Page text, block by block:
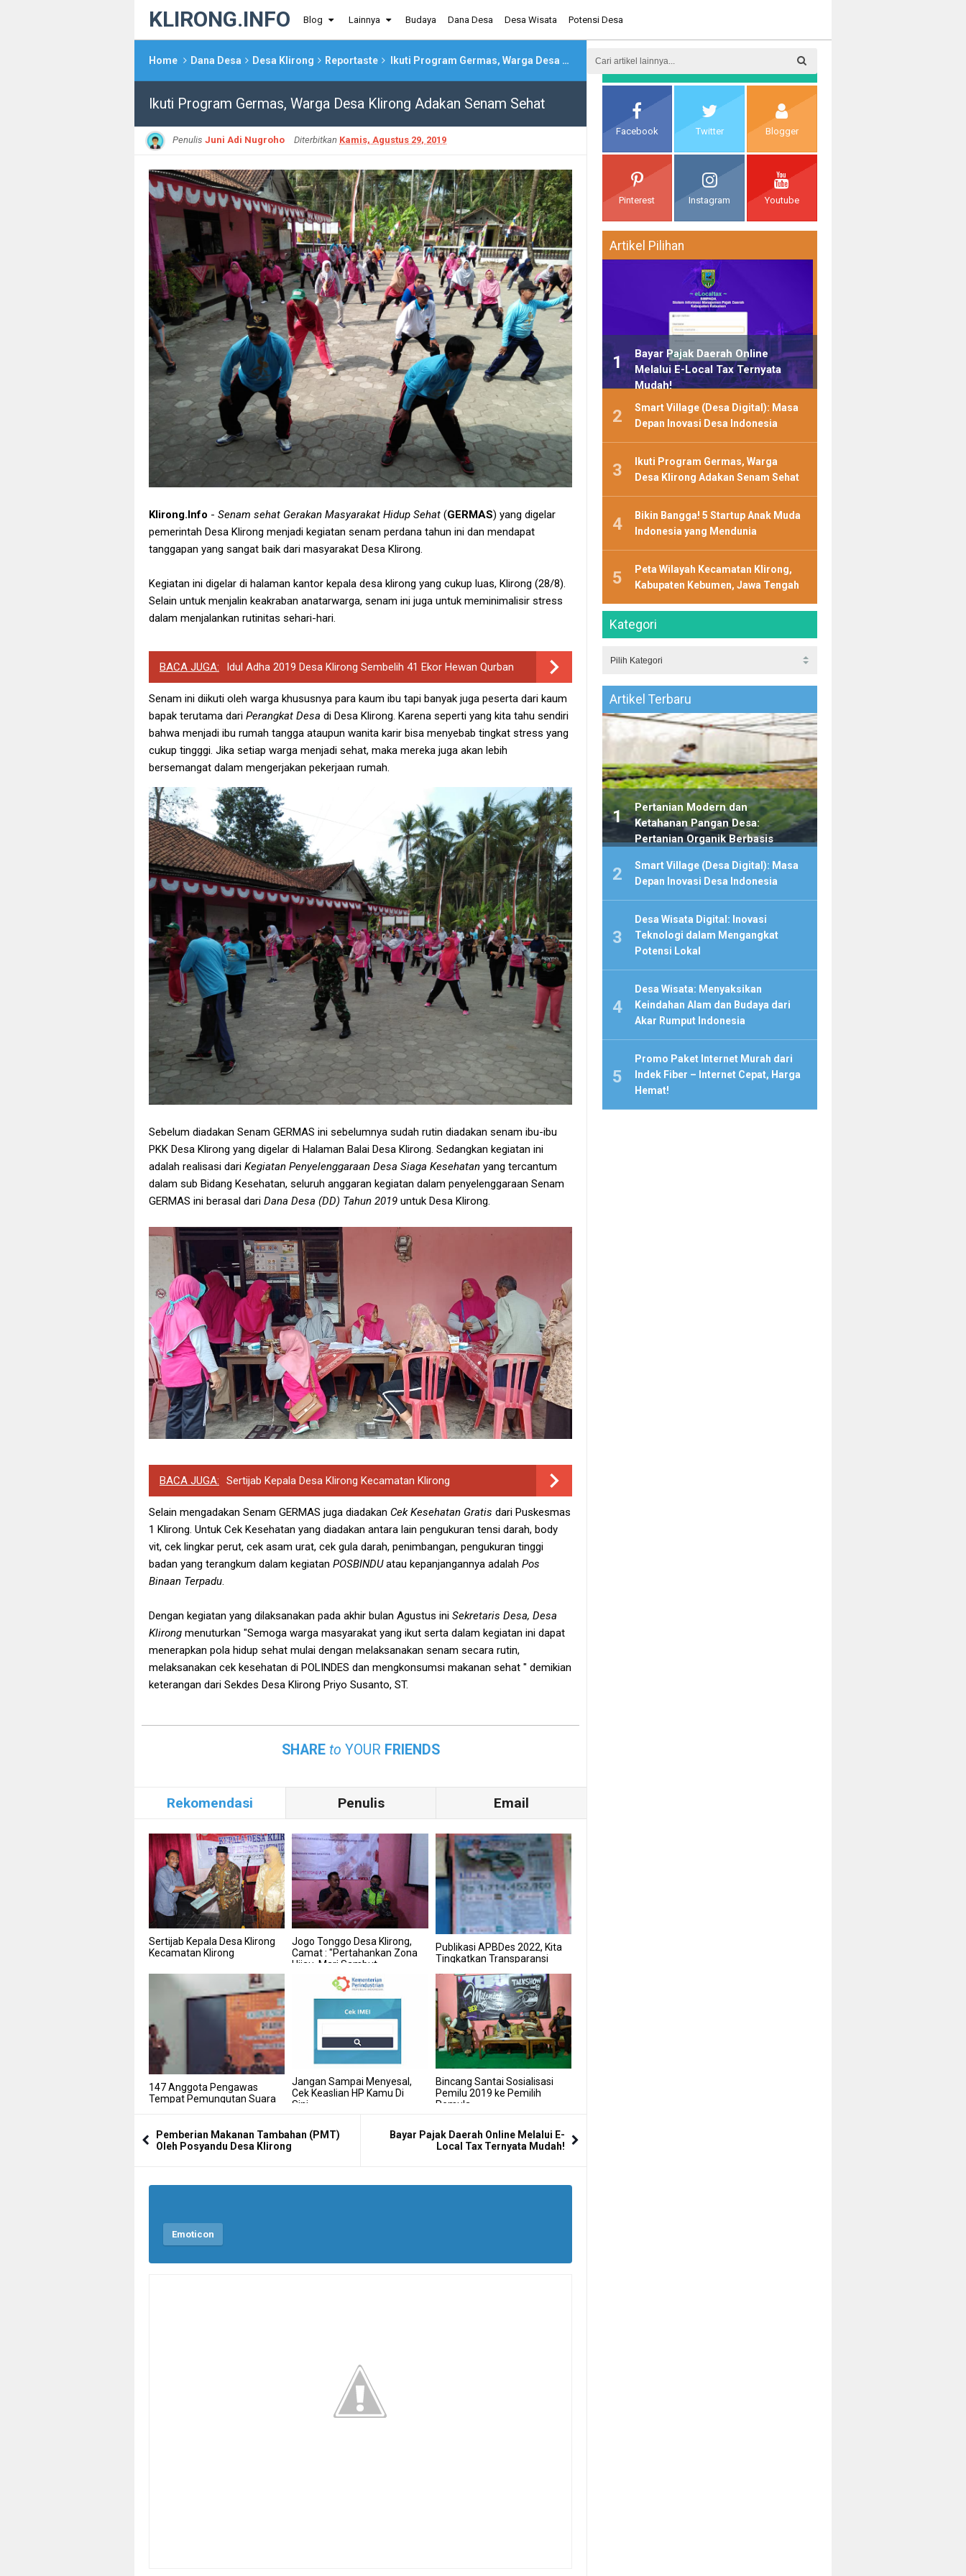
KLIRONG.INFO Blog Lainnya Budaya Dana Desa Desa Wisata Potensi Desa
Home Dana Desa Desa Klirong Reportaste Ikuti Program Germas, Warga Desa Klirong Adakan Senam Sehat
Ikuti Program Germas, Warga Desa Klirong Adakan Senam Sehat
Penulis Juni Adi Nugroho Diterbitkan Kamis, Agustus 29, 2019
Klirong.Info - Senam sehat Gerakan Masyarakat Hidup Sehat (GERMAS) yang digelar
pemerintah Desa Klirong menjadi kegiatan senam perdana tahun ini dan mendapat
tanggapan yang sangat baik dari masyarakat Desa Klirong.
Kegiatan ini digelar di halaman kantor kepala desa klirong yang cukup luas, Klirong (28/8).
Selain untuk menjalin keakraban anatarwarga, senam ini juga untuk meminimalisir stress
dalam menjalankan rutinitas sehari-hari.
BACA JUGA: Idul Adha 2019 Desa Klirong Sembelih 41 Ekor Hewan Qurban
Senam ini diikuti oleh warga khususnya para kaum ibu tapi banyak juga peserta dari kaum
bapak terutama dari Perangkat Desa di Desa Klirong. Karena seperti yang kita tahu sendiri
bahwa menjadi ibu rumah tangga ataupun wanita karir bisa menyebab tingkat stress yang
cukup tingggi. Jika setiap warga menjadi sehat, maka mereka juga akan lebih
bersemangat dalam mengerjakan pekerjaan rumah.
Sebelum diadakan Senam GERMAS ini sebelumnya sudah rutin diadakan senam ibu-ibu
PKK Desa Klirong yang digelar di Halaman Balai Desa Klirong. Sedangkan kegiatan ini
adalah realisasi dari Kegiatan Penyelenggaraan Desa Siaga Kesehatan yang tercantum
dalam sub Bidang Kesehatan, seluruh anggaran kegiatan dalam penyelenggaraan Senam
GERMAS ini berasal dari Dana Desa (DD) Tahun 2019 untuk Desa Klirong.
BACA JUGA: Sertijab Kepala Desa Klirong Kecamatan Klirong
Selain mengadakan Senam GERMAS juga diadakan Cek Kesehatan Gratis dari Puskesmas
1 Klirong. Untuk Cek Kesehatan yang diadakan antara lain pengukuran tensi darah, body
vit, cek lingkar perut, cek asam urat, cek gula darah, penimbangan, pengukuran tinggi
badan yang terangkum dalam kegiatan POSBINDUatau kepanjangannya adalah Pos
Binaan Terpadu
Dengan kegiatan yang dilaksanakan pada akhir bulan Agustus ini Sekretaris Desa, Desa
Klirong menuturkan "Semoga warga masyarakat yang ikut serta dalam kegiatan ini dapat
menerapkan pola hidup sehat mulai dengan melaksanakan senam secara rutin,
melaksanakan cek kesehatan di POLINDES dan mengkonsumsi makanan sehat " demikian
keterangan dari Sekdes Desa Klirong Priyo Susanto, ST.
SHARE to YOUR FRIENDS
Rekomendasi Penulis Email
Sertijab Kepala Desa Klirong
Kecamatan Klirong
Jogo Tonggo Desa Klirong,
Camat : "Pertahankan Zona
Hijau, Mari Sambut
Kenormalan Baru!"
Publikasi APBDes 2022, Kita
Tingkatkan Transparansi
147 Anggota Pengawas
Tempat Pemungutan Suara
Jangan Sampai Menyesal,
Cek Keaslian HP Kamu Di
Sini
Bincang Santai Sosialisasi
Pemilu 2019 ke Pemilih
Pemula
Pemberian Makanan Tambahan (PMT)
Oleh Posyandu Desa Klirong
Bayar Pajak Daerah Online Melalui E-
Local Tax Ternyata Mudah!
Emoticon
Media Sosial
Facebook Twitter Blogger
Pinterest Instagram Youtube
Artikel Pilihan
Bayar Pajak Daerah Online
Melalui E-Local Tax Ternyata
Mudah!
Smart Village (Desa Digital): Masa
Depan Inovasi Desa Indonesia
Ikuti Program Germas, Warga
Desa Klirong Adakan Senam Sehat
Bikin Bangga! 5 Startup Anak Muda
Indonesia yang Mendunia
Peta Wilayah Kecamatan Klirong,
Kabupaten Kebumen, Jawa Tengah
Kategori
Artikel Terbaru
Pertanian Modern dan
Ketahanan Pangan Desa:
Pertanian Organik Berbasis
Smart Village (Desa Digital): Masa
Depan Inovasi Desa Indonesia
Desa Wisata Digital: Inovasi
Teknologi dalam Mengangkat
Potensi Lokal
Desa Wisata: Menyaksikan
Keindahan Alam dan Budaya dari
Akar Rumput Indonesia
Promo Paket Internet Murah dari
Indek Fiber – Internet Cepat, Harga
Hemat!